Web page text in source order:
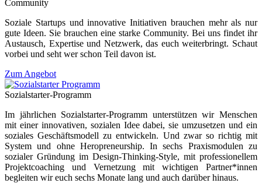
Community
Soziale Startups und innovative Initiativen brauchen mehr als nur
gute Ideen. Sie brauchen eine starke Community. Bei uns findet ihr
Austausch, Expertise und Netzwerk, das euch weiterbringt. Schaut
vorbei und seht wer schon Teil davon ist.
Zum Angebot
Sozialstarter-Programm
Im jährlichen Sozialstarter-Programm unterstützen wir Menschen
mit einer innovativen, sozialen Idee dabei, sie umzusetzen und ein
soziales Geschäftsmodell zu entwickeln. Und zwar so richtig mit
System und ohne Heropreneurship. In sechs Praxismodulen zu
sozialer Gründung im Design-Thinking-Style, mit professionellem
Projektcoaching und Vernetzung mit wichtigen Partner*innen
begleiten wir euch sechs Monate lang und auch darüber hinaus.